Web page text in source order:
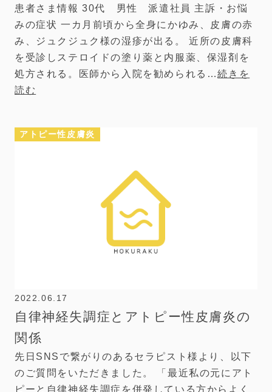
患者さま情報 30代 男性 派遣社員 主訴・お悩
みの症状 一カ月前頃から全身にかゆみ、皮膚の赤
み、ジュクジュク様の湿疹が出る。 近所の皮膚科
を受診しステロイドの塗り薬と内服薬、保湿剤を
処方される。医師から入院を勧められる…続きを
読む
アトピー性皮膚炎
2022.06.17
自律神経失調症とアトピー性皮膚炎の
関係
先日SNSで繋がりのあるセラピスト様より、以下
のご質問をいただきました。 「最近私の元にアト
ピーと自律神経失調症を併発している方からよく